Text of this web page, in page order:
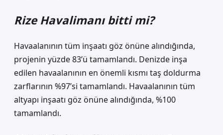
Rize Havalimanı bitti mi?
Havaalanının tüm inşaatı göz önüne alındığında,
projenin yüzde 83’ü tamamlandı. Denizde inşa
edilen havaalanının en önemli kısmı taş doldurma
zarflarının %97’si tamamlandı. Havaalanının tüm
altyapı inşaatı göz önüne alındığında, %100
tamamlandı.